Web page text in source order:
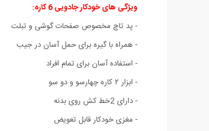
ویژگی های خودکار جادویی 6 کاره
:
- پد تاچ مخصوص صفحات گوشی و تبلت
- همراه با گیره برای حمل آسان در جیب
- استفاده آسان برای تمام افراد
- ابزار ۲ کاره چهارسو و دو سو
- دارای 2خط کش روی بدنه
- مغزی خودکار قابل تعویض